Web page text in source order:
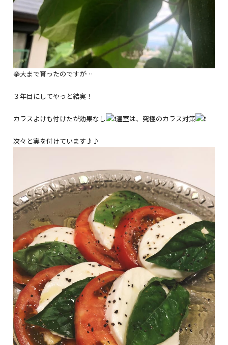
拳大まで育ったのですが…
３年目にしてやっと結実！
カラスよけも付けたが効果なし 温室は、究極のカラス対策
次々と実を付けています♪♪